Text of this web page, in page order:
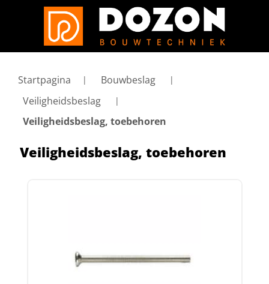
Startpagina
Bouwbeslag
Veiligheidsbeslag
Veiligheidsbeslag, toebehoren
Veiligheidsbeslag, toebehoren